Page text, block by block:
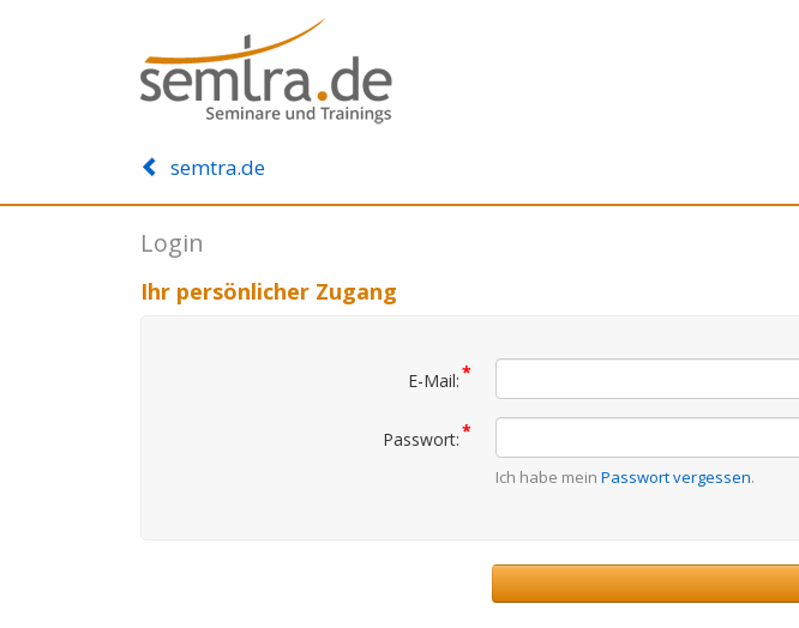
semtra.de
Login
Ihr persönlicher Zugang
E-Mail:*
Passwort:*
Ich habe mein Passwort vergessen.